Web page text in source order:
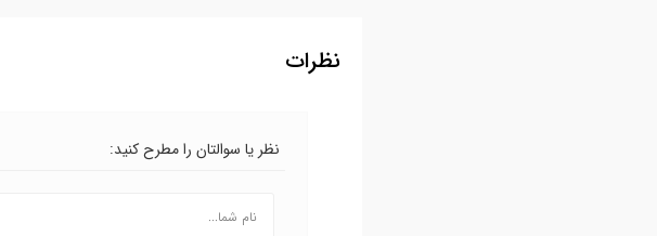
نظرات
نظر یا سوالتان را مطرح کنید: